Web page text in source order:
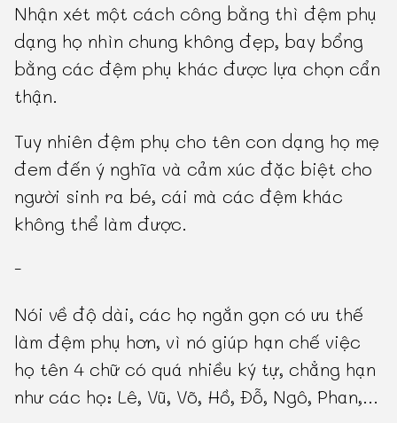
Nhận xét một cách công bằng thì đệm phụ
dạng họ nhìn chung không đẹp, bay bổng
bằng các đệm phụ khác được lựa chọn cẩn
thận.
Tuy nhiên đệm phụ cho tên con dạng họ mẹ
đem đến ý nghĩa và cảm xúc đặc biệt cho
người sinh ra bé, cái mà các đệm khác
không thể làm được.
-
Nói về độ dài, các họ ngắn gọn có ưu thế
làm đệm phụ hơn, vì nó giúp hạn chế việc
họ tên 4 chữ có quá nhiều ký tự, chẳng hạn
như các họ: Lê, Vũ, Võ, Hồ, Đỗ, Ngô, Phan,...